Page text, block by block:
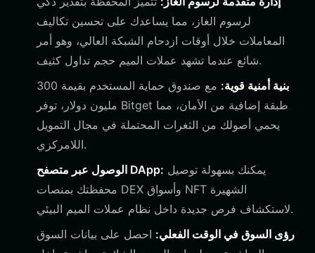
لرسوم الغاز، مما يساعدك على تحسين تكاليف
المعاملات خلال أوقات ازدحام الشبكة العالي، وهو أمر
شائع عندما تشهد عملات الميم حجم تداول كثيف.
بنية أمنية قوية:
مع صندوق حماية المستخدم بقيمة 300
مليون دولار، توفر Bitget طبقة إضافية من الأمان، مما
يحمي أصولك من الثغرات المحتملة في مجال التمويل
اللامركزي.
الوصول عبر متصفح DApp:
محفظتك بمنصات DEX وأسواق NFT الشهيرة
لاستكشاف فرص جديدة داخل نظام عملات الميم البيئي.
رؤى السوق في الوقت الفعلي: احصل على بيانات السوق